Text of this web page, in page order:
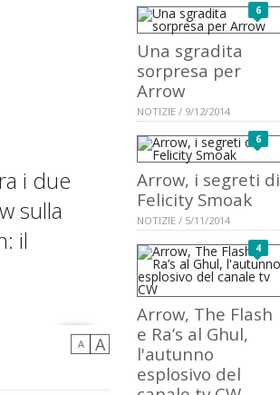
i due
sulla
il
A A
6
Una sgradita
sorpresa per
Arrow
NOTIZIE / 9/12/2014
6
Arrow, i segreti di
Felicity Smoak
NOTIZIE / 5/11/2014
4
Arrow, The Flash
e Ra’s al Ghul,
l'autunno
esplosivo del